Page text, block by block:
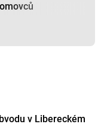
v Libereckém